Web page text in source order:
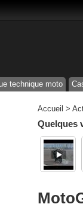
technique moto
Accueil >
Quelques